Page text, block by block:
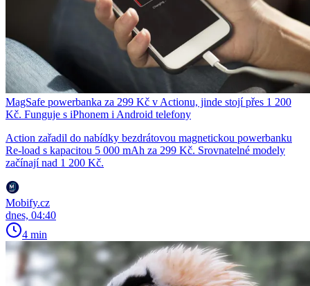
MagSafe powerbanka za 299 Kč v Actionu, jinde stojí přes 1 200
Kč. Funguje s iPhonem i Android telefony
Action zařadil do nabídky bezdrátovou magnetickou powerbanku
Re-load s kapacitou 5 000 mAh za 299 Kč. Srovnatelné modely
začínají nad 1 200 Kč.
Mobify.cz
dnes, 04:40
4 min